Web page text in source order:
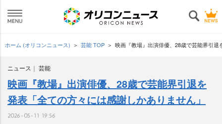
ホーム (オリコンニュース) 芸能 TOP 映画『教場』出演俳優、28歳で芸能界引
ニュース 芸能
映画『教場』出演俳優、28歳で芸能界引退を
発表「全ての方々には感謝しかありません」
2026-05-11 19:56